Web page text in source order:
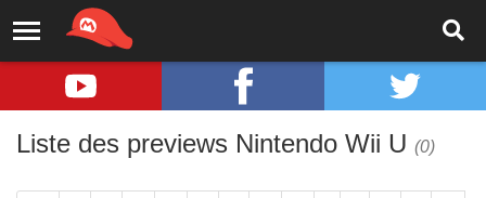
Liste des previews Nintendo Wii U (0)